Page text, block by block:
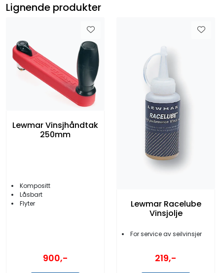
Lignende produkter
Lewmar Vinsjhåndtak
250mm
Kompositt
Låsbart
Flyter
900,-
Lewmar Racelube
Vinsjolje
For service av seilvinsjer
219,-